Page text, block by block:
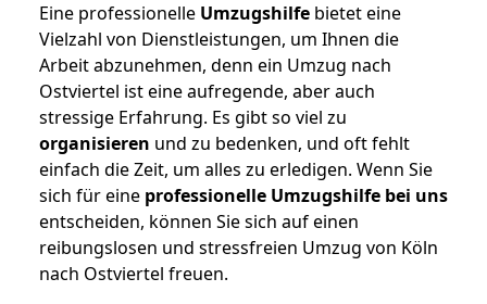
Eine professionelle Umzugshilfe bietet eine
Vielzahl von Dienstleistungen, um Ihnen die
Arbeit abzunehmen, denn ein Umzug nach
Ostviertel ist eine aufregende, aber auch
stressige Erfahrung. Es gibt so viel zu
organisieren und zu bedenken, und oft fehlt
einfach die Zeit, um alles zu erledigen. Wenn Sie
sich für eine professionelle Umzugshilfe bei uns
entscheiden, können Sie sich auf einen
reibungslosen und stressfreien Umzug von Köln
nach Ostviertel freuen.